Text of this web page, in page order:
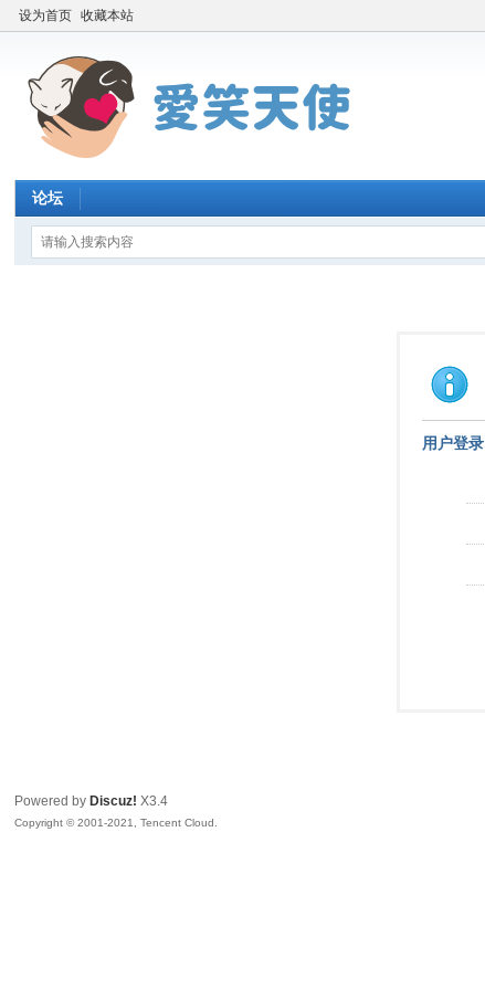
设为首页 收藏本站
论坛
用户登录
Powered by Discuz! X3.4
Copyright © 2001-2021, Tencent Cloud.